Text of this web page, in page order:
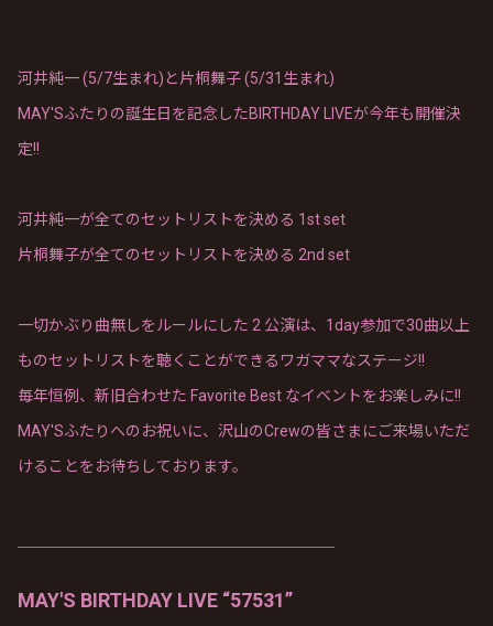
河井純一 (5/7生まれ)と片桐舞子 (5/31生まれ)
MAY'Sふたりの誕生日を記念したBIRTHDAY LIVEが今年も開催決
定!!
河井純一が全てのセットリストを決める 1st set
片桐舞子が全てのセットリストを決める 2nd set
一切かぶり曲無しをルールにした 2 公演は、1day参加で30曲以上
ものセットリストを聴くことができるワガママなステージ!!
毎年恒例、新旧合わせた Favorite Best なイベントをお楽しみに!!
MAY'Sふたりへのお祝いに、沢山のCrewの皆さまにご来場いただ
けることをお待ちしております。
────────────────
MAY'S BIRTHDAY LIVE “57531”